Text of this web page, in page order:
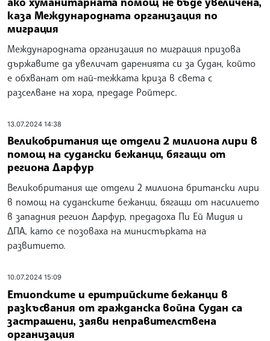
каза Международната организация по
миграция
Международната организация по миграция призова
държавите да увеличат даренията си за Судан, който
е обхванат от най-тежката криза в света с
разселване на хора, предаде Ройтерс.
13.07.2024 14:38
Великобритания ще отдели 2 милиона лири в
помощ на судански бежанци, бягащи от
региона Дарфур
Великобритания ще отдели 2 милиона британски лири
в помощ на суданските бежанци, бягащи от насилието
в западния регион Дарфур, предадоха Пи Ей Мидия и
ДПА, като се позоваха на министърката на
развитието.
10.07.2024 15:09
Етиопските и еритрийските бежанци в
разкъсвания от гражданска война Судан са
застрашени, заяви неправителствена
организация